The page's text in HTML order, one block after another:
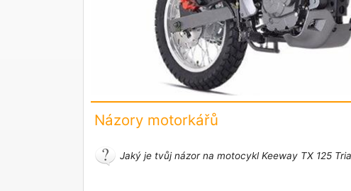
Názory motorkářů
Jaký je tvůj názor na motocykl Keeway TX 125